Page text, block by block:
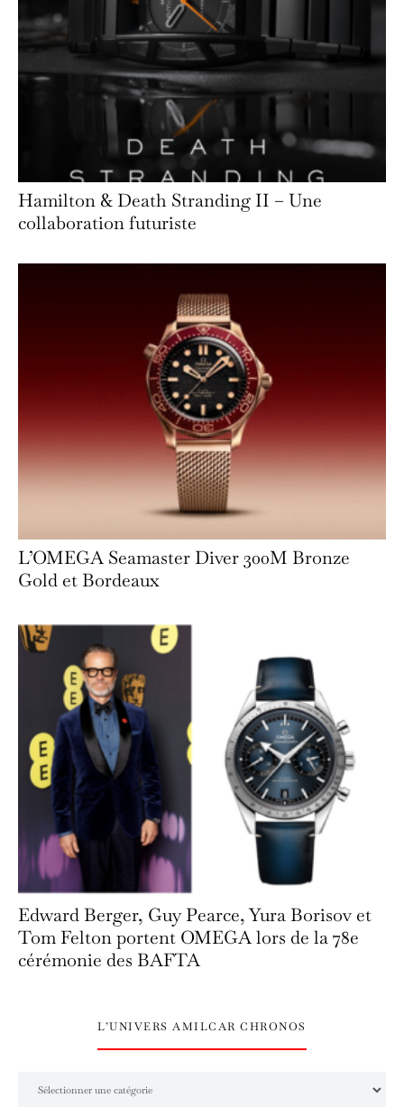
Hamilton & Death Stranding II – Une
collaboration futuriste
L’OMEGA Seamaster Diver 300M Bronze
Gold et Bordeaux
Edward Berger, Guy Pearce, Yura Borisov et
Tom Felton portent OMEGA lors de la 78e
cérémonie des BAFTA
L’UNIVERS AMILCAR CHRONOS